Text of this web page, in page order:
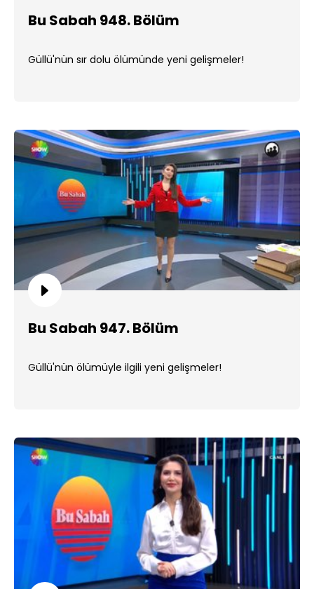
Bu Sabah 948. Bölüm
Güllü'nün sır dolu ölümünde yeni gelişmeler!
Bu Sabah 947. Bölüm
Güllü'nün ölümüyle ilgili yeni gelişmeler!